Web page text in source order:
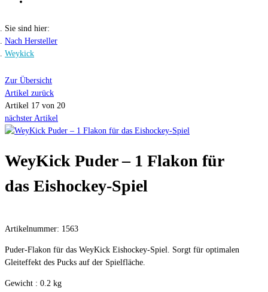
Sie sind hier:
Nach Hersteller
Weykick
Zur Übersicht
Artikel zurück
Artikel 17 von 20
nächster Artikel
WeyKick Puder – 1 Flakon für
das Eishockey-Spiel
Artikelnummer: 1563
Puder-Flakon für das WeyKick Eishockey-Spiel. Sorgt für optimalen
Gleiteffekt des Pucks auf der Spielfläche.
Gewicht : 0.2 kg